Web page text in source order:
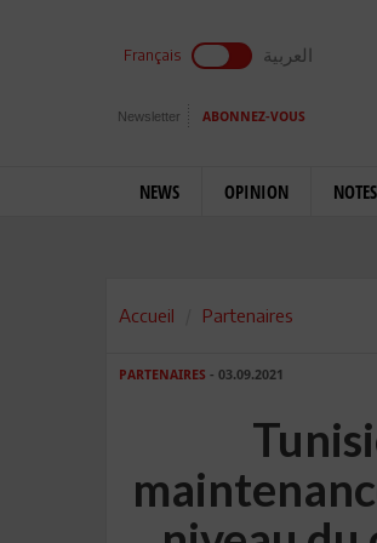
Français العربية
Newsletter ABONNEZ-VOUS
NEWS OPINION
Accueil Partenaires
PARTENAIRES - 03.09.2021